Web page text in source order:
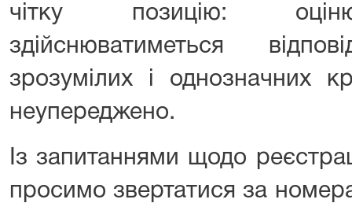
чітку позицію:
здійснюватиметься
зрозумілих і однозначних
неупереджено.
Із запитаннями щодо
просимо звертатися за